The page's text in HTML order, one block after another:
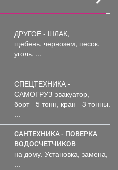
ДРУГОЕ - ШЛАК,
щебень, чернозем, песок,
уголь, ...
СПЕЦТЕХНИКА -
САМОГРУЗ-эвакуатор,
борт - 5 тонн, кран - 3 тонны.
...
САНТЕХНИКА - ПОВЕРКА
ВОДОСЧЕТЧИКОВ
на дому. Установка, замена,
...